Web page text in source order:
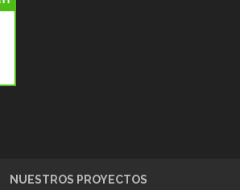
NUESTROS PROYECTOS